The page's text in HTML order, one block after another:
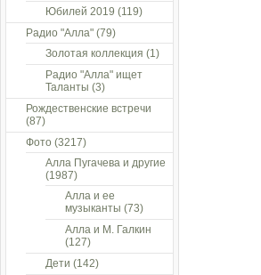
Юбилей 2019 (119)
Радио "Алла" (79)
Золотая коллекция (1)
Радио "Алла" ищет
Таланты (3)
Рождественские встречи
(87)
Фото (3217)
Алла Пугачева и другие
(1987)
Алла и ее
музыканты (73)
Алла и М. Галкин
(127)
Дети (142)